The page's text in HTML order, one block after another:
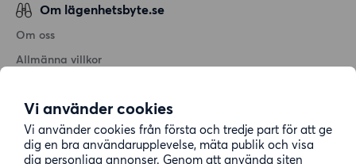
Vi använder cookies
Vi använder cookies från första och tredje part för att ge
dig en bra användarupplevelse, mäta publik och visa
dig personliga annonser. Genom att använda siten
Om lägenhetsbyte.se
Om oss
Allmänna villkor
Cookiepolicy
Sitemap